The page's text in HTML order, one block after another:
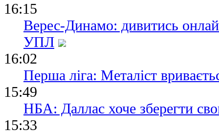
16:15
Верес-Динамо: дивитись
УПЛ
16:02
Перша ліга: Металіст
15:49
НБА: Даллас хоче зберегти
15:33